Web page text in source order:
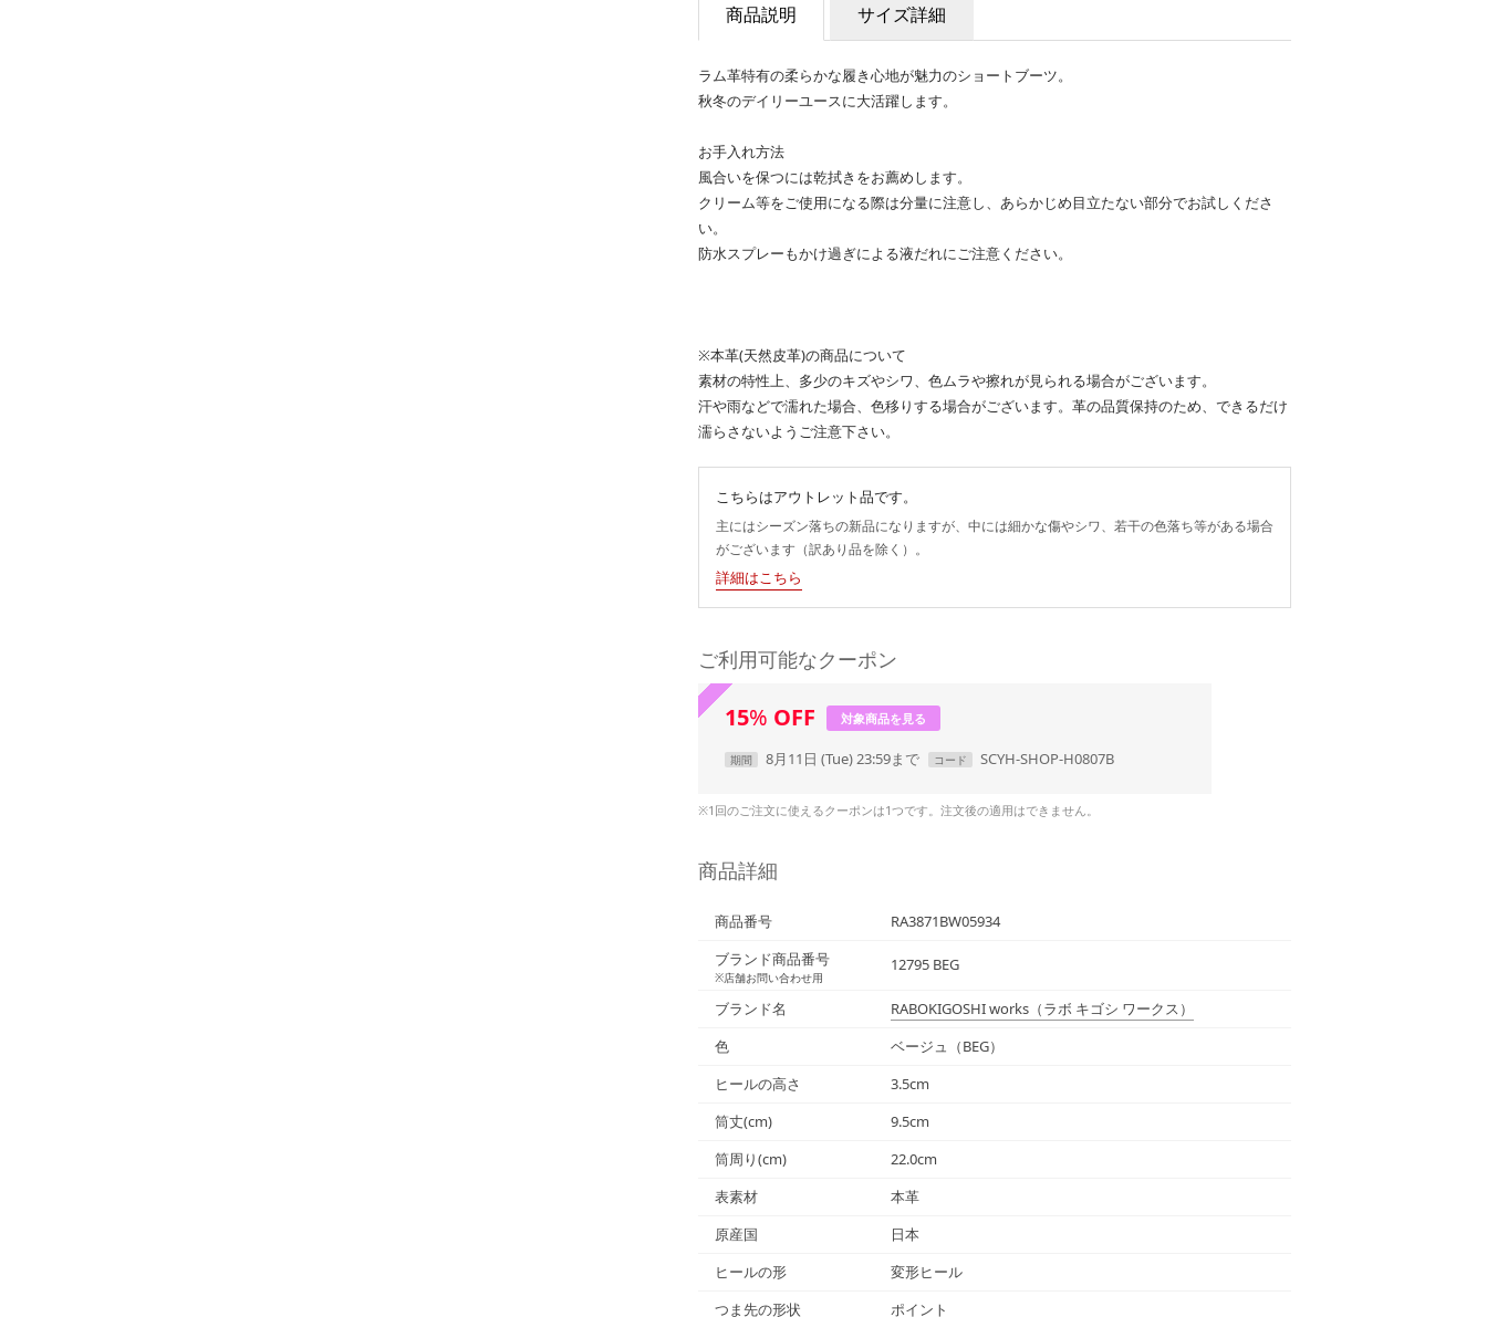
商品説明 サイズ詳細
ラム革特有の柔らかな履き心地が魅力のショートブーツ。
秋冬のデイリーユースに大活躍します。
お手入れ方法
風合いを保つには乾拭きをお薦めします。
クリーム等をご使用になる際は分量に注意し、あらかじめ目立たない部分でお試しくださ
い。
防水スプレーもかけ過ぎによる液だれにご注意ください。
※本革(天然皮革)の商品について
素材の特性上、多少のキズやシワ、色ムラや擦れが見られる場合がございます。
汗や雨などで濡れた場合、色移りする場合がございます。革の品質保持のため、できるだけ
濡らさないようご注意下さい。
こちらはアウトレット品です。
主にはシーズン落ちの新品になりますが、中には細かな傷やシワ、若干の色落ち等がある場合
がございます（訳あり品を除く）。
詳細はこちら
ご利用可能なクーポン
15% OFF 対象商品を見る
期間 8月11日 (Tue) 23:59まで コード SCYH-SHOP-H0807B
※1回のご注文に使えるクーポンは1つです。注文後の適用はできません。
商品詳細
商品番号
RA3871BW05934
ブランド商品番号
※店舗お問い合わせ用
12795 BEG
ブランド名 RABOKIGOSHI works （ラボ キゴシ ワークス）
色
ベージュ（BEG）
ヒールの高さ
3.5cm
筒丈(cm)
9.5cm
筒周り(cm)
22.0cm
表素材
本革
原産国
日本
ヒールの形
変形ヒール
つま先の形状
ポイント